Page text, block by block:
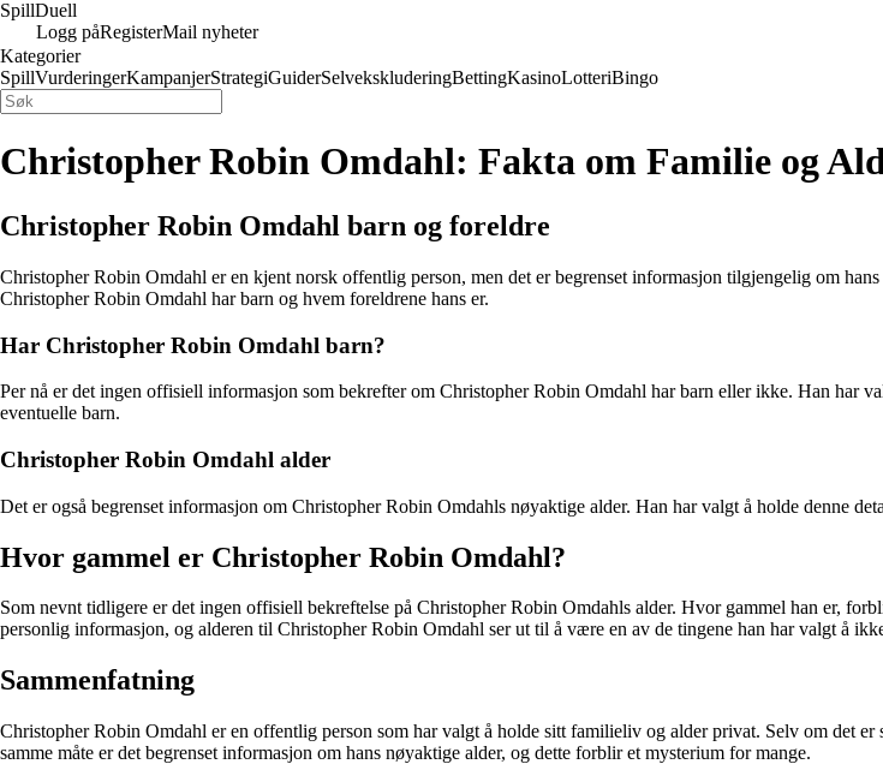
SpillDuell
Logg påRegisterMail nyheter
Kategorier
SpillVurderingerKampanjerStrategiGuiderSelvekskluderingBettingKasinoLotteriBingo
Christopher Robin Omdahl: Fakta om Familie og
Christopher Robin Omdahl barn og foreldre
Christopher Robin Omdahl er en kjent norsk offentlig person, men det er begrenset informasjon tilgjengelig om
Christopher Robin Omdahl har barn og hvem foreldrene hans er.
Har Christopher Robin Omdahl barn?
Per nå er det ingen offisiell informasjon som bekrefter om Christopher Robin Omdahl har barn eller ikke. Han har
eventuelle barn.
Christopher Robin Omdahl alder
Det er også begrenset informasjon om Christopher Robin Omdahls nøyaktige alder. Han har valgt å holde denne
Hvor gammel er Christopher Robin Omdahl?
Som nevnt tidligere er det ingen offisiell bekreftelse på Christopher Robin Omdahls alder. Hvor gammel han er,
personlig informasjon, og alderen til Christopher Robin Omdahl ser ut til å være en av de tingene han har valgt å
Sammenfatning
Christopher Robin Omdahl er en offentlig person som har valgt å holde sitt familieliv og alder privat. Selv om det
samme måte er det begrenset informasjon om hans nøyaktige alder, og dette forblir et mysterium for mange.